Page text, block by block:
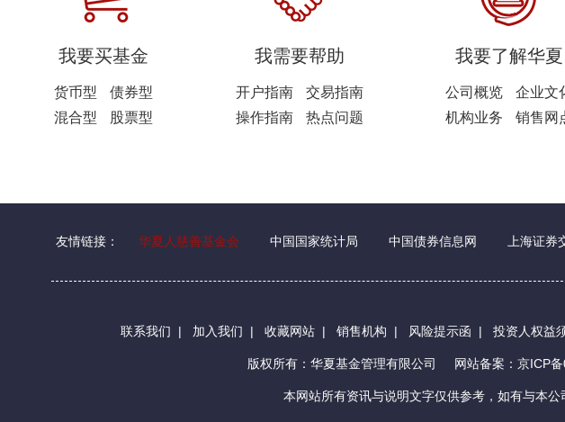
我要买基金
货币型
债券型
混合型
股票型
我需要帮助
开户指南
交易指南
操作指南
热点问题
我要了解华夏
公司概览
企业文
机构业务
销售网
友情链接： 华夏人慈善基金会 中国国家统计局 中国债券信息网 上海证券
联系我们 | 加入我们 | 收藏网站 | 销售机构 | 风险提示函 | 投资人权益
版权所有：华夏基金管理有限公司 网站备案：京ICP
本网站所有资讯与说明文字仅供参考，如有与本